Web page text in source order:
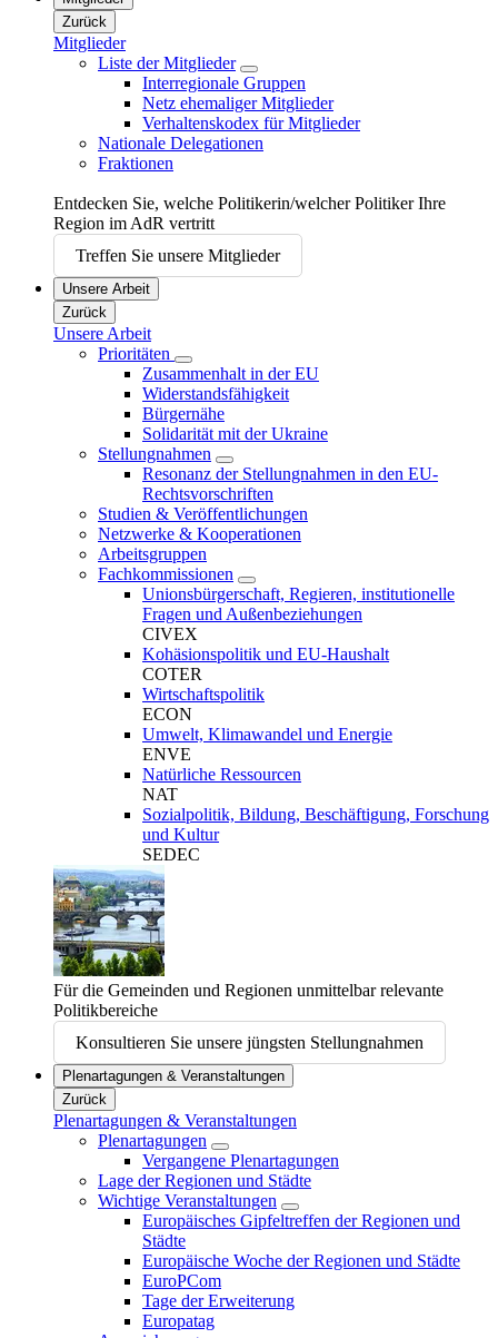
Zurück
Mitglieder
Liste der Mitglieder
Interregionale Gruppen
Netz ehemaliger Mitglieder
Verhaltenskodex für Mitglieder
Nationale Delegationen
Fraktionen
Entdecken Sie, welche Politikerin/welcher Politiker Ihre
Region im AdR vertritt
Treffen Sie unsere Mitglieder
Unsere Arbeit
Zurück
Unsere Arbeit
Prioritäten
Zusammenhalt in der EU
Widerstandsfähigkeit
Bürgernähe
Solidarität mit der Ukraine
Stellungnahmen
Resonanz der Stellungnahmen in den EU-
Rechtsvorschriften
Studien & Veröffentlichungen
Netzwerke & Kooperationen
Arbeitsgruppen
Fachkommissionen
Unionsbürgerschaft, Regieren, institutionelle
Fragen und Außenbeziehungen
CIVEX
Kohäsionspolitik und EU-Haushalt
COTER
Wirtschaftspolitik
ECON
Umwelt, Klimawandel und Energie
ENVE
Natürliche Ressourcen
NAT
Sozialpolitik, Bildung, Beschäftigung, Forschung
und Kultur
SEDEC
Für die Gemeinden und Regionen unmittelbar relevante
Politikbereiche
Konsultieren Sie unsere jüngsten Stellungnahmen
Plenartagungen & Veranstaltungen
Zurück
Plenartagungen & Veranstaltungen
Plenartagungen
Vergangene Plenartagungen
Lage der Regionen und Städte
Wichtige Veranstaltungen
Europäisches Gipfeltreffen der Regionen und
Städte
Europäische Woche der Regionen und Städte
EuroPCom
Tage der Erweiterung
Europatag